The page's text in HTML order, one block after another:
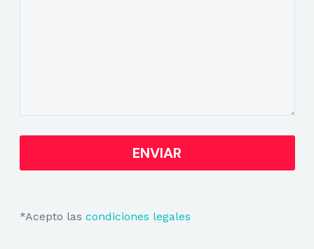
*Acepto las condiciones legales